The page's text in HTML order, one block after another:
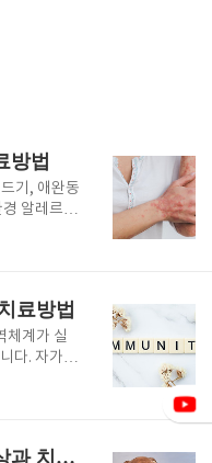
방법
기, 애완동
알레르겐
적 소인을
(아토피성
환을 유발
가 많으며
. 그러나
을 유발하
료방법
체계가 실
다. 자가면
며, 각 질
인플루엔자의 유입경로 및 증상과 치료방법